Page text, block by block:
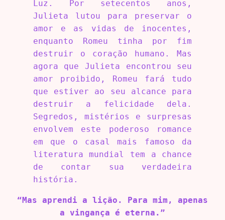
Luz. Por setecentos anos,
Julieta lutou para preservar o
amor e as vidas de inocentes,
enquanto Romeu tinha por fim
destruir o coração humano. Mas
agora que Julieta encontrou seu
amor proibido, Romeu fará tudo
que estiver ao seu alcance para
destruir a felicidade dela.
Segredos, mistérios e surpresas
envolvem este poderoso romance
em que o casal mais famoso da
literatura mundial tem a chance
de contar sua verdadeira
história.
“Mas aprendi a lição. Para mim, apenas
a vingança é eterna.”